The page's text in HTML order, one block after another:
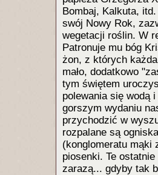
Bombaj, Kalkuta,
swój Nowy Rok,
wegetacji roślin. W
Patronuje mu bóg
żon, z których
mało, dodatkowo
tym świętem
polewania się wodą
gorszym wydaniu
przychodzić w
rozpalane są
(konglomeratu mąki
piosenki. Te
zarazą... gdyby tak